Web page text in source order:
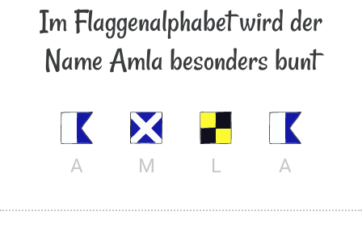
Im Flaggenalphabet wird der
Name Amla besonders bunt
A M L A